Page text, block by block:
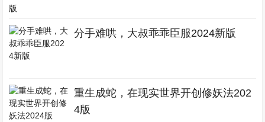
分手难哄，大叔乖乖臣服2024新版
重生成蛇，在现实世界开创修妖法202
4版